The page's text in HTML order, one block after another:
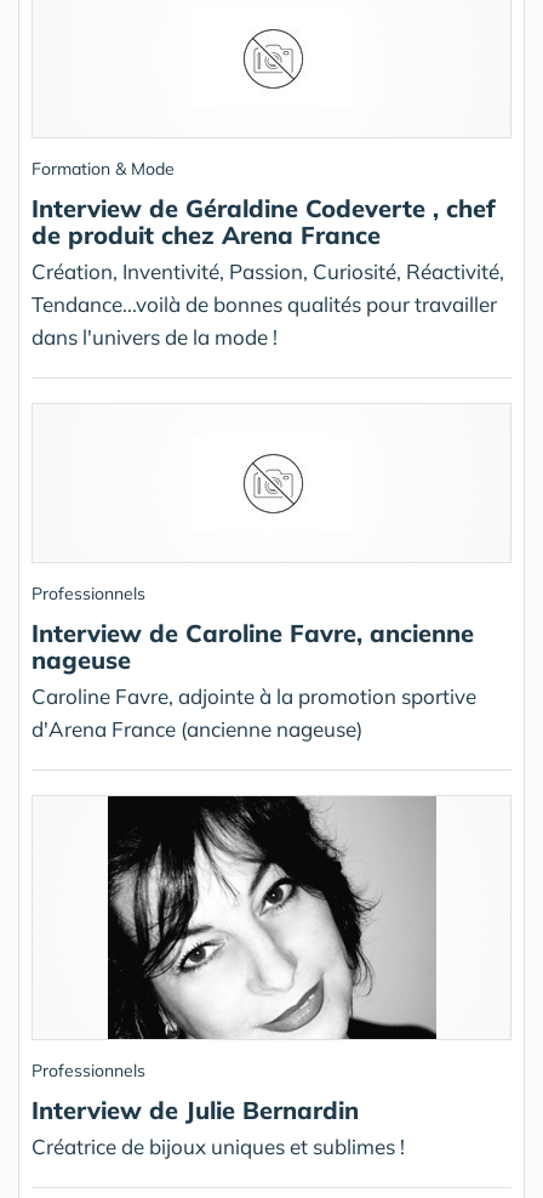
Formation & Mode
Interview de Géraldine Codeverte , chef
de produit chez Arena France
Création, Inventivité, Passion, Curiosité, Réactivité,
Tendance...voilà de bonnes qualités pour travailler
dans l'univers de la mode !
Professionnels
Interview de Caroline Favre, ancienne
nageuse
Caroline Favre, adjointe à la promotion sportive
d'Arena France (ancienne nageuse)
Professionnels
Interview de Julie Bernardin
Créatrice de bijoux uniques et sublimes !